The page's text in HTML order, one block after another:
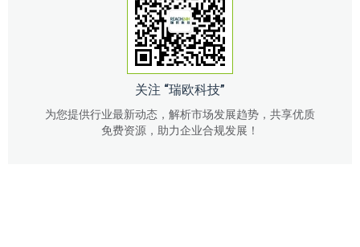
关注 “瑞欧科技”
为您提供行业最新动态，解析市场发展趋势，共享优质
免费资源，助力企业合规发展！